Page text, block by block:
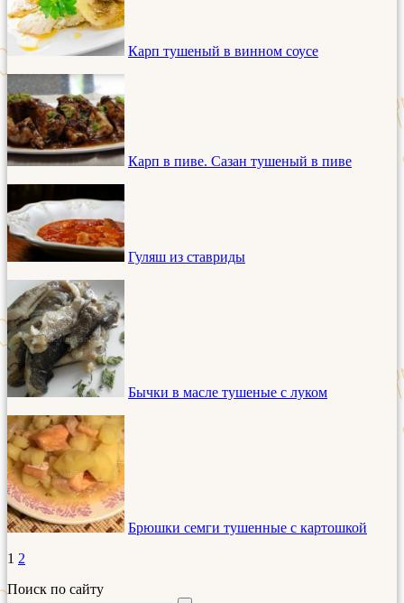
Карп тушеный в винном соусе
Карп в пиве. Сазан тушеный в пиве
Гуляш из ставриды
Бычки в масле тушеные с луком
Брюшки семги тушенные с картошкой
1 2
Поиск по сайту